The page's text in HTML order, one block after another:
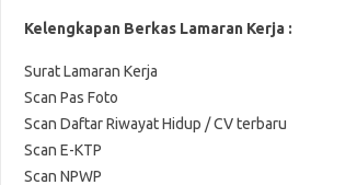
Kelengkapan Berkas Lamaran Kerja :
Surat Lamaran Kerja
Scan Pas Foto
Scan Daftar Riwayat Hidup / CV terbaru
Scan E-KTP
Scan NPWP